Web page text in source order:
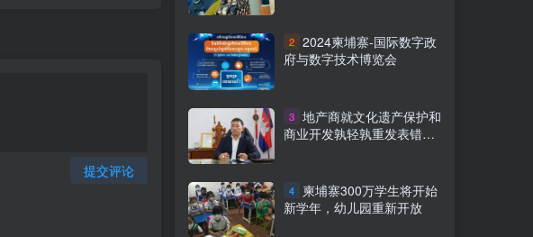
提交评论
2 2024柬埔寨-国际数字政
府与数字技术博览会
3 地产商就文化遗产保护和
商业开发孰轻孰重发表错误
4
柬埔寨300万学生将开始
新学年，幼儿园重新开放